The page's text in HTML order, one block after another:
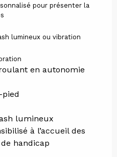
pour présenter la
lumineux ou vibration
en autonomie
lumineux
à l’accueil des
handicap